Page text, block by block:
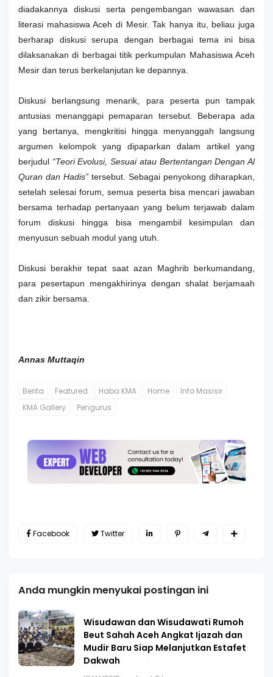
diadakannya diskusi serta pengembangan wawasan dan
literasi mahasiswa Aceh di Mesir. Tak hanya itu, beliau juga
berharap diskusi serupa dengan berbagai tema ini bisa
dilaksanakan di berbagai titik perkumpulan Mahasiswa Aceh
Mesir dan terus berkelanjutan ke depannya.
Diskusi berlangsung menarik, para peserta pun tampak
antusias menanggapi pemaparan tersebut. Beberapa ada
yang bertanya, mengkritisi hingga menyanggah langsung
argumen kelompok yang dipaparkan dalam artikel yang
berjudul “Teori Evolusi, Sesuai atau Bertentangan Dengan Al
Quran dan Hadis” tersebut. Sebagai penyokong diharapkan,
setelah selesai forum, semua peserta bisa mencari jawaban
bersama terhadap pertanyaan yang belum terjawab dalam
forum diskusi hingga bisa mengambil kesimpulan dan
menyusun sebuah modul yang utuh.
Diskusi berakhir tepat saat azan Maghrib berkumandang,
para pesertapun mengakhirinya dengan shalat berjamaah
dan zikir bersama.
Annas Muttaqin
Berita Featured Haba KMA Home
Info Masisir
KMA Gallery
Pengurus
Facebook Twitter
Anda mungkin menyukai postingan ini
Wisudawan dan Wisudawati Rumoh
Beut Sahah Aceh Angkat Ijazah dan
Mudir Baru Siap Melanjutkan Estafet
Dakwah